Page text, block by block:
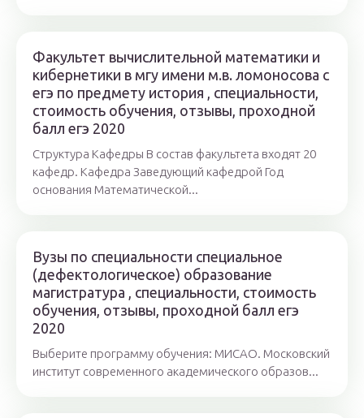
Факультет вычислительной математики и
кибернетики в мгу имени м.в. ломоносова c
егэ по предмету история , специальности,
стоимость обучения, отзывы, проходной
балл егэ 2020
Cтруктура Кафедры В состав факультета входят 20
кафедр. Кафедра Заведующий кафедрой Год
основания Математической...
Вузы по специальности специальное
(дефектологическое) образование
магистратура , специальности, стоимость
обучения, отзывы, проходной балл егэ
2020
Выберите программу обучения: МИСАО. Московский
институт современного академического образов...